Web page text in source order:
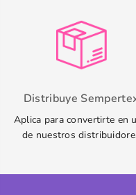
Distribuye
Aplica para convertirte en
de nuestros